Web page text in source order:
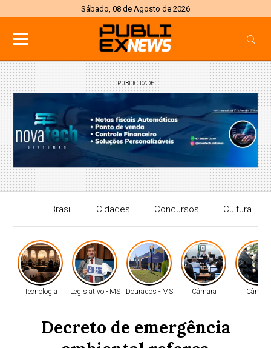
Sábado, 08 de Agosto de 2026
PUBLICIDADE
Brasil Cidades Concursos Cultura
Tecnologia Legislativo - MS Dourados - MS Câmara Câmara
Decreto de emergência